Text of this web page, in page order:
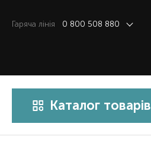
Гаряча лiнiя 0 800 508 880
Каталог товарів